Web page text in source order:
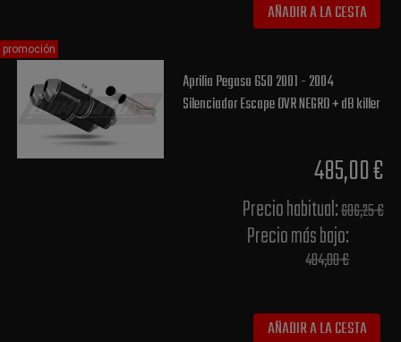
AÑADIR A LA CESTA
Aprilia Pegaso 650 2001 - 2004
Silenciador Escape OVR NEGRO + dB killer
485,00 €
Precio habitual​:606,25 €
Precio más bajo​:
484,00 €
AÑADIR A LA CESTA
promoción